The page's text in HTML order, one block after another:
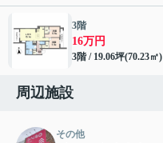
3階
16万円
3階 / 19.06坪(70.23㎡)
周辺施設
その他